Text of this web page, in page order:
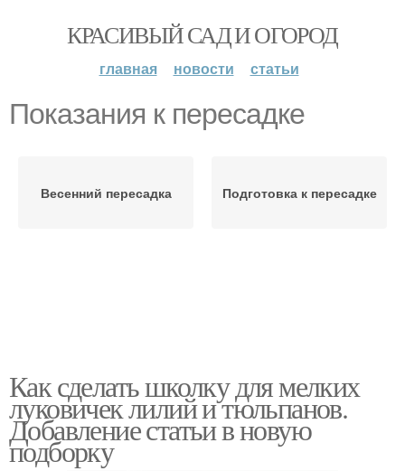
КРАСИВЫЙ САД И ОГОРОД
главная новости статьи
Показания к пересадке
Весенний пересадка Подготовка к пересадке
Как сделать школку для мелких
луковичек лилий и тюльпанов.
Добавление статьи в новую
подборку